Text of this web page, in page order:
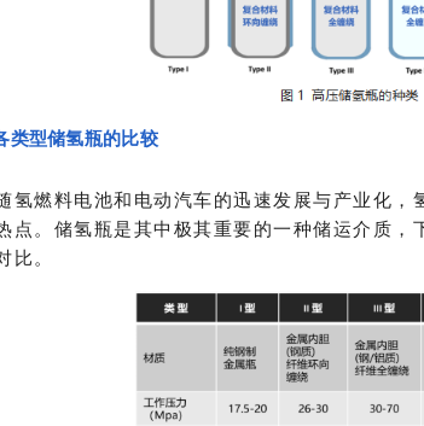
类型储氢瓶的比较
氢燃料电池和电动汽车的迅速发展与产业化，
点。储氢瓶是其中极其重要的一种储运介质，
比。